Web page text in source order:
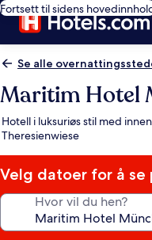
Fortsett til sidens
Se alle
Maritim Hotel
Hotell i luksuriøs stil med
Theresienwiese
Velg datoer for å se
Hvor vil du hen?